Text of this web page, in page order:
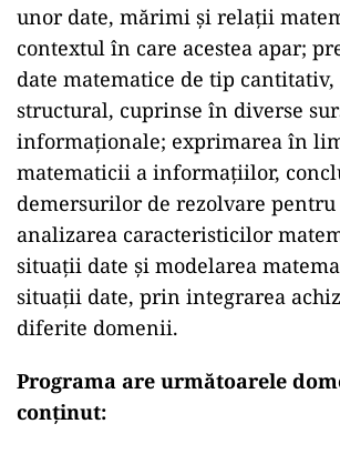
unor date, mărimi și relații
contextul în care acestea apar;
date matematice de tip
structural, cuprinse în diverse
informaționale; exprimarea în
matematicii a informațiilor,
demersurilor de rezolvare pentru
analizarea caracteristicilor
situaţii date și modelarea
situaţii date, prin integrarea
diferite domenii.
Programa are următoarele
conținut: